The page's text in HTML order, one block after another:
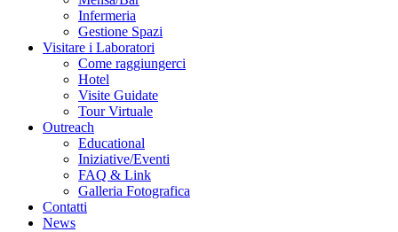
Infermeria
Gestione Spazi
Visitare i Laboratori
Come raggiungerci
Hotel
Visite Guidate
Tour Virtuale
Outreach
Educational
Iniziative/Eventi
FAQ & Link
Galleria Fotografica
Contatti
News